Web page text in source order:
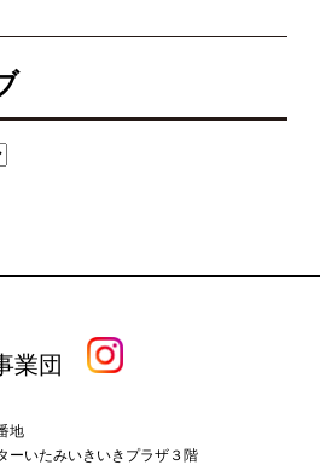
業団
地
ーいたみいきいきプラザ３階